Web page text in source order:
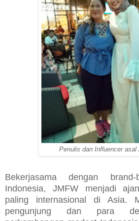
Penulis dan Influencer asal
Bekerjasama dengan
Indonesia, JMFW menjadi
paling internasional di Asia.
pengunjung dan para